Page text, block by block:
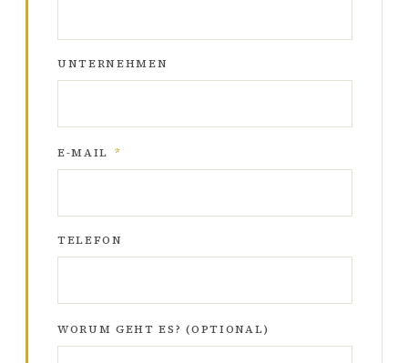
UNTERNEHMEN
E-MAIL *
TELEFON
WORUM GEHT ES? (OPTIONAL)